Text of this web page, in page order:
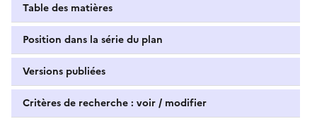
Table des matières
Position dans la série du plan
Versions publiées
Critères de recherche : voir / modifier